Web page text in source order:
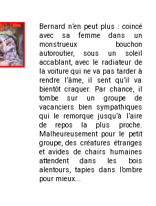
Bernard n’en peut plus : coincé
avec sa femme dans un
monstrueux bouchon
autoroutier, sous un soleil
accablant, avec le radiateur de
la voiture qui ne va pas tarder à
rendre l’âme, il sent qu’il va
bientôt craquer. Par chance, il
tombe sur un groupe de
vacanciers bien sympathiques
qui le remorque jusqu’à l’aire
de repos la plus proche.
Malheureusement pour le petit
groupe, des créatures étranges
et avides de chairs humaines
attendent dans les bois
alentours, tapies dans l’ombre
pour mieux...